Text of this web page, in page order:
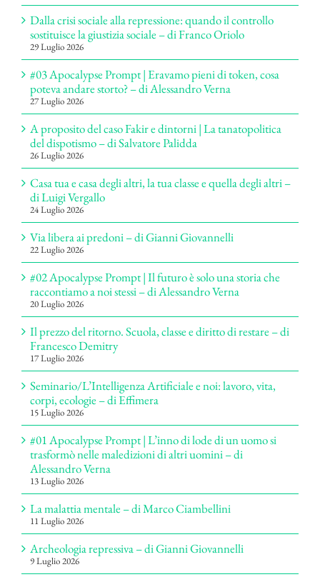
Dalla crisi sociale alla repressione: quando il controllo
sostituisce la giustizia sociale – di Franco Oriolo
29 Luglio 2026
#03 Apocalypse Prompt | Eravamo pieni di token, cosa
poteva andare storto? – di Alessandro Verna
27 Luglio 2026
A proposito del caso Fakir e dintorni | La tanatopolitica
del dispotismo – di Salvatore Palidda
26 Luglio 2026
Casa tua e casa degli altri, la tua classe e quella degli altri –
di Luigi Vergallo
24 Luglio 2026
Via libera ai predoni – di Gianni Giovannelli
22 Luglio 2026
#02 Apocalypse Prompt | Il futuro è solo una storia che
raccontiamo a noi stessi – di Alessandro Verna
20 Luglio 2026
Il prezzo del ritorno. Scuola, classe e diritto di restare – di
Francesco Demitry
17 Luglio 2026
Seminario/L’Intelligenza Artificiale e noi: lavoro, vita,
corpi, ecologie – di Effimera
15 Luglio 2026
#01 Apocalypse Prompt | L’inno di lode di un uomo si
trasformò nelle maledizioni di altri uomini – di
Alessandro Verna
13 Luglio 2026
La malattia mentale – di Marco Ciambellini
11 Luglio 2026
Archeologia repressiva – di Gianni Giovannelli
9 Luglio 2026